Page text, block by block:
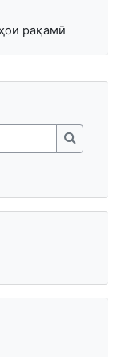
рақамӣ
Найти